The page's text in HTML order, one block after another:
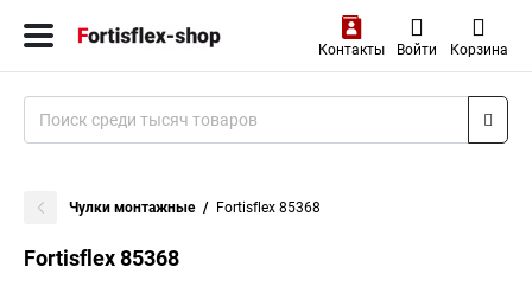
Контакты Войти Корзина
Чулки монтажные Fortisflex 85368
Fortisflex 85368